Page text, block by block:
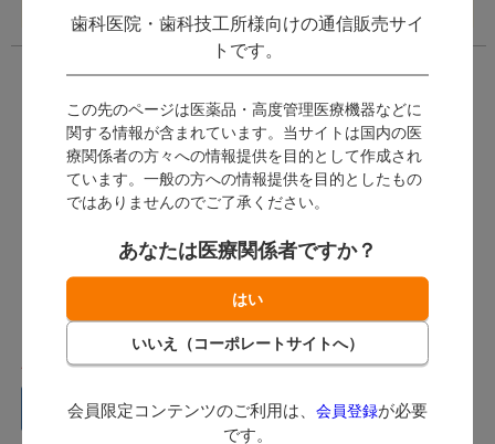
歯科医院・歯科技工所様向けの通信販売サイ
トです。
この先のページは医薬品・高度管理医療機器などに
関する情報が含まれています。当サイトは国内の医
療関係者の方々への情報提供を目的として作成され
ています。一般の方への情報提供を目的としたもの
ではありませんのでご了承ください。
あなたは医療関係者ですか？
会員限定コンテンツのご利用は、 会員登録が必要
です。
マツヨシ AED収納ボック
ス(壁掛式)
マツヨシ / 壁掛用AED収納ボッ
クス。扉を開けるとブザーが鳴
ります。
発送：8月中旬
(キャンセル・返品不可)
マツヨシ AED収納ボック
ス
マツヨシ
発送：8月中旬
(キャンセル・返品不可)